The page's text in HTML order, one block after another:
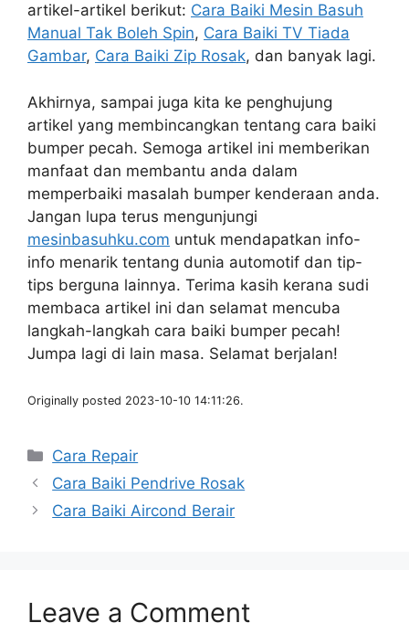
artikel-artikel berikut: Cara Baiki Mesin Basuh
Manual Tak Boleh Spin, Cara Baiki TV Tiada
Gambar, Cara Baiki Zip Rosak, dan banyak lagi.
Akhirnya, sampai juga kita ke penghujung
artikel yang membincangkan tentang cara baiki
bumper pecah. Semoga artikel ini memberikan
manfaat dan membantu anda dalam
memperbaiki masalah bumper kenderaan anda.
Jangan lupa terus mengunjungi
mesinbasuhku.com untuk mendapatkan info-
info menarik tentang dunia automotif dan tip-
tips berguna lainnya. Terima kasih kerana sudi
membaca artikel ini dan selamat mencuba
langkah-langkah cara baiki bumper pecah!
Jumpa lagi di lain masa. Selamat berjalan!
Originally posted 2023-10-10 14:11:26.
Categories
Cara Repair
Cara Baiki Pendrive Rosak
Cara Baiki Aircond Berair
Leave a Comment